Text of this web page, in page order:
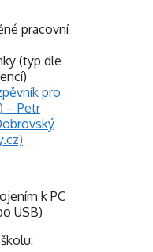
pracovní
(typ dle
pro
– Petr
k PC
USB)